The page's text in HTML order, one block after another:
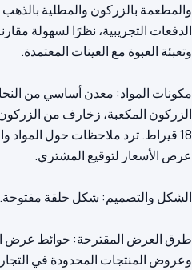
الدفعات التجريبية، نظرًا لسهولة
مكونات المواد: معدن أساسي من
الزركون المكعبة، زخارف من
18 قيراط. ترد ملاحظات حول
طرق العرض المقترحة: حوائط عرض
وعروض المنتجات المحدودة في التجارة